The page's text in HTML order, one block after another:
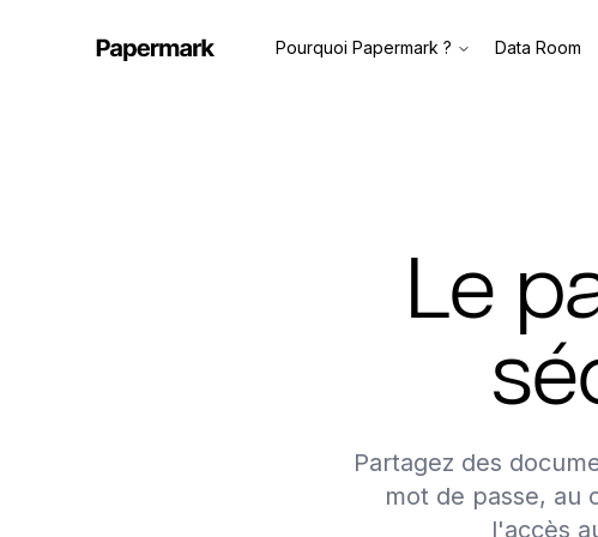
Pourquoi Papermark ? Data Room
Le
Partagez des
mot de passe, au
l'accès